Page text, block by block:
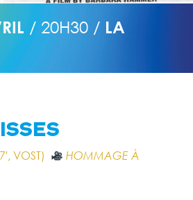
/ 20H30 /LA
VOST)
HOMMAGE À